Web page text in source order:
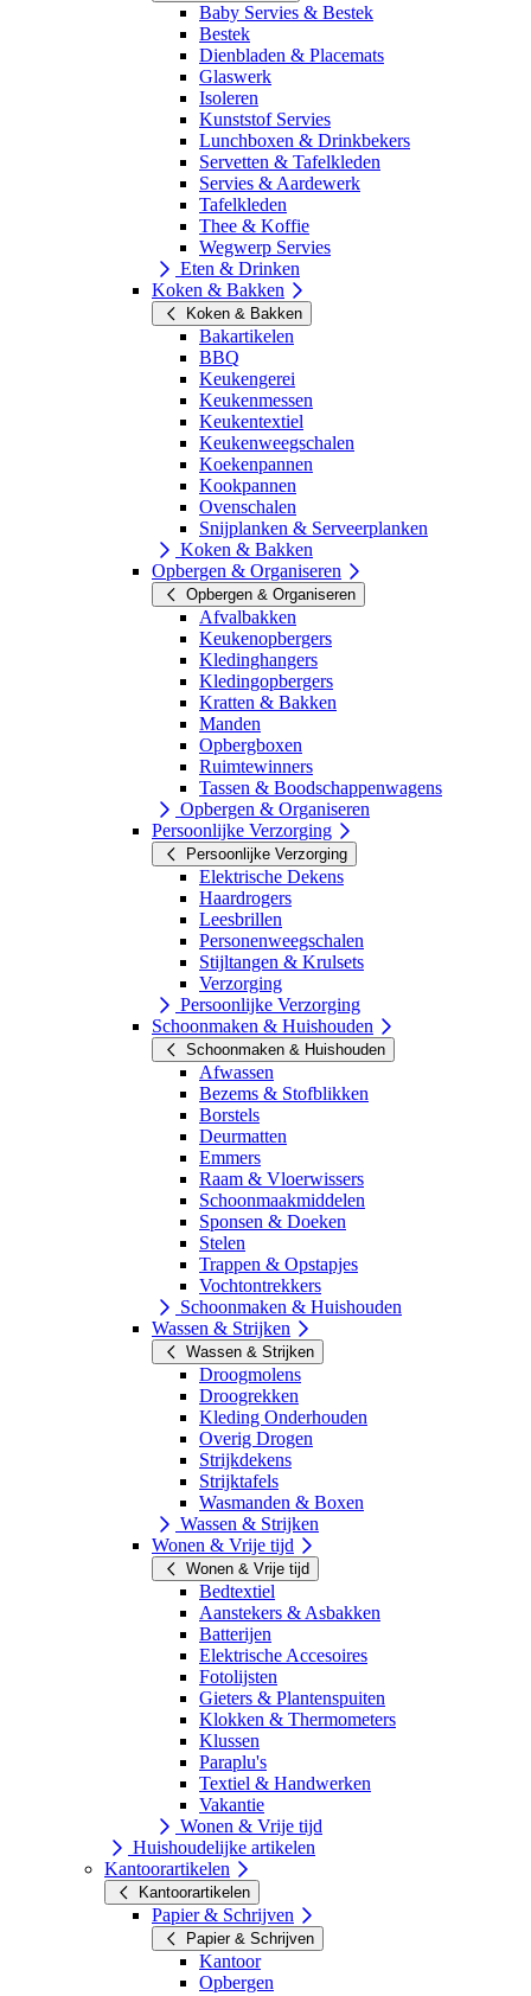
Baby Servies & Bestek
Bestek
Dienbladen & Placemats
Glaswerk
Isoleren
Kunststof Servies
Lunchboxen & Drinkbekers
Servetten & Tafelkleden
Servies & Aardewerk
Tafelkleden
Thee & Koffie
Wegwerp Servies
Eten & Drinken
Koken & Bakken
Koken & Bakken
Bakartikelen
BBQ
Keukengerei
Keukenmessen
Keukentextiel
Keukenweegschalen
Koekenpannen
Kookpannen
Ovenschalen
Snijplanken & Serveerplanken
Koken & Bakken
Opbergen & Organiseren
Opbergen & Organiseren
Afvalbakken
Keukenopbergers
Kledinghangers
Kledingopbergers
Kratten & Bakken
Manden
Opbergboxen
Ruimtewinners
Tassen & Boodschappenwagens
Opbergen & Organiseren
Persoonlijke Verzorging
Persoonlijke Verzorging
Elektrische Dekens
Haardrogers
Leesbrillen
Personenweegschalen
Stijltangen & Krulsets
Verzorging
Persoonlijke Verzorging
Schoonmaken & Huishouden
Schoonmaken & Huishouden
Afwassen
Bezems & Stofblikken
Borstels
Deurmatten
Emmers
Raam & Vloerwissers
Schoonmaakmiddelen
Sponsen & Doeken
Stelen
Trappen & Opstapjes
Vochtontrekkers
Schoonmaken & Huishouden
Wassen & Strijken
Wassen & Strijken
Droogmolens
Droogrekken
Kleding Onderhouden
Overig Drogen
Strijkdekens
Strijktafels
Wasmanden & Boxen
Wassen & Strijken
Wonen & Vrije tijd
Wonen & Vrije tijd
Bedtextiel
Aanstekers & Asbakken
Batterijen
Elektrische Accesoires
Fotolijsten
Gieters & Plantenspuiten
Klokken & Thermometers
Klussen
Paraplu's
Textiel & Handwerken
Vakantie
Wonen & Vrije tijd
Huishoudelijke artikelen
Kantoorartikelen
Kantoorartikelen
Papier & Schrijven
Papier & Schrijven
Kantoor
Opbergen